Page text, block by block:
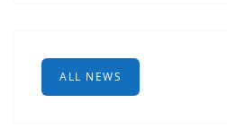
ALL NEWS